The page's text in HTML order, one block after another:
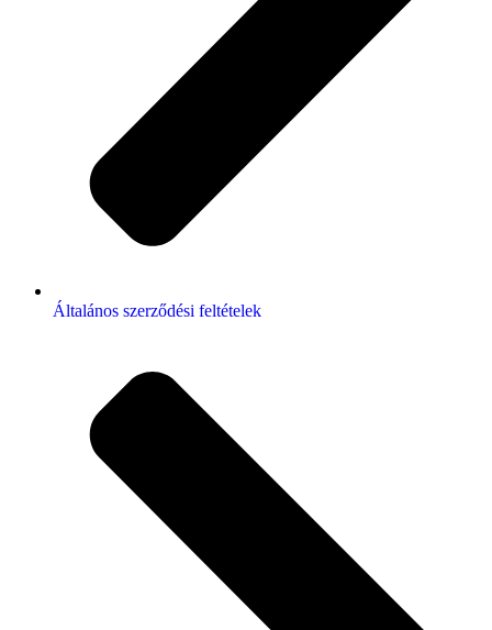
Általános szerződési feltételek